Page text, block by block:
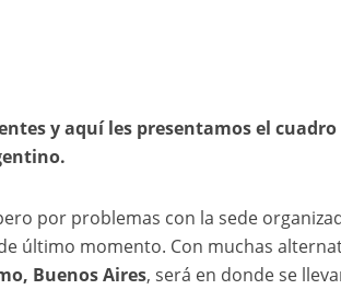
y aquí les presentamos el cuadro
por problemas con la sede
último momento. Con muchas
Buenos Aires, será en donde se